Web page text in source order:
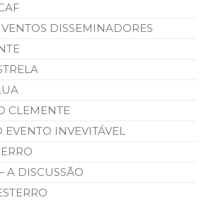
DISSEMINADORES
CLEMENTE
EVENTO INVEVITÁVEL
A DISCUSSÃO